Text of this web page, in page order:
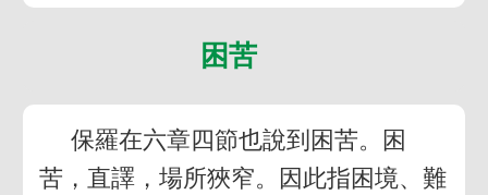
困苦
保羅在六章四節也說到困苦。困
苦，直譯，場所狹窄。因此指困境、難